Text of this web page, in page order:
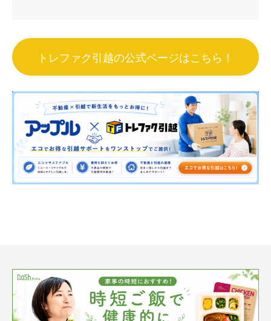
トレファク引越の公式ページはこちら！